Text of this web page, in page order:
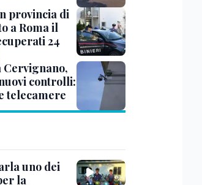
provincia di
a Roma il
24
Cervignano,
controlli:
telecamere
uno dei
la